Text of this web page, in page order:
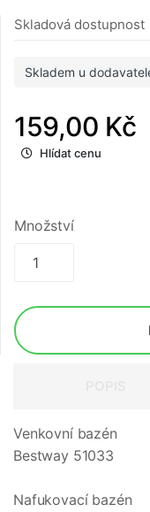
Skladová dostupnost
Skladem u
159,00 Kč
Hlídat cenu
Množství
Venkovní bazén
Bestway 51033
Nafukovací bazén